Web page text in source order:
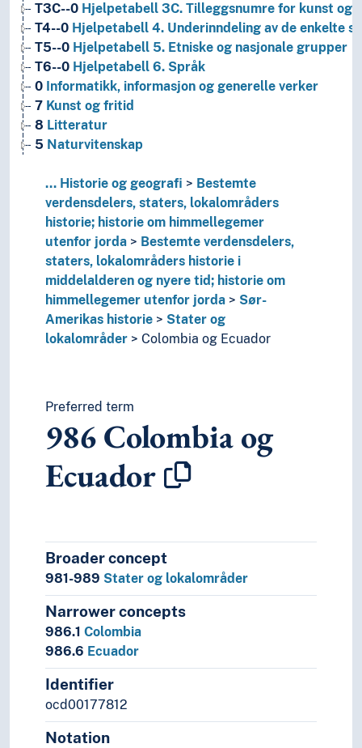
T3C--0 Hjelpetabell 3C. Tilleggsnumre for kunst og
T4--0 Hjelpetabell 4. Underinndeling av de enkelte
T5--0 Hjelpetabell 5. Etniske og nasjonale grupper
T6--0 Hjelpetabell 6. Språk
0 Informatikk, informasjon og generelle verker
7 Kunst og fritid
8 Litteratur
5 Naturvitenskap
Samfunnsvitenskap
Språk
Teknologi
... Historie og geografi
Bestemte
verdensdelers, staters, lokalområders
historie; historie om himmellegemer
utenfor jorda
Bestemte verdensdelers,
staters, lokalområders historie i
middelalderen og nyere tid; historie om
himmellegemer utenfor jorda
Sør-
Amerikas historie
Stater og
lokalområder
Colombia og Ecuador
Preferred term
986Colombia og
Ecuador
Broader concept
981-989 Stater og lokalområder
Narrower concepts
986.1 Colombia
986.6 Ecuador
Identifier
ocd00177812
Notation